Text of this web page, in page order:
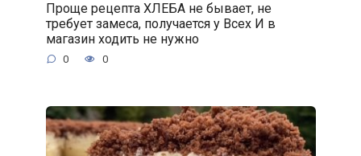
Проще рецепта ХЛЕБА не бывает, не
требует замеса, получается у Всех И в
магазин ходить не нужно
0 0